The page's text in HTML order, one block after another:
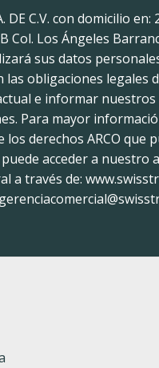
DE C.V. con domicilio
Col. Los Ángeles
sus datos
las obligaciones legales
e informar nuestros
Para mayor
derechos ARCO que
acceder a nuestro
a través de: